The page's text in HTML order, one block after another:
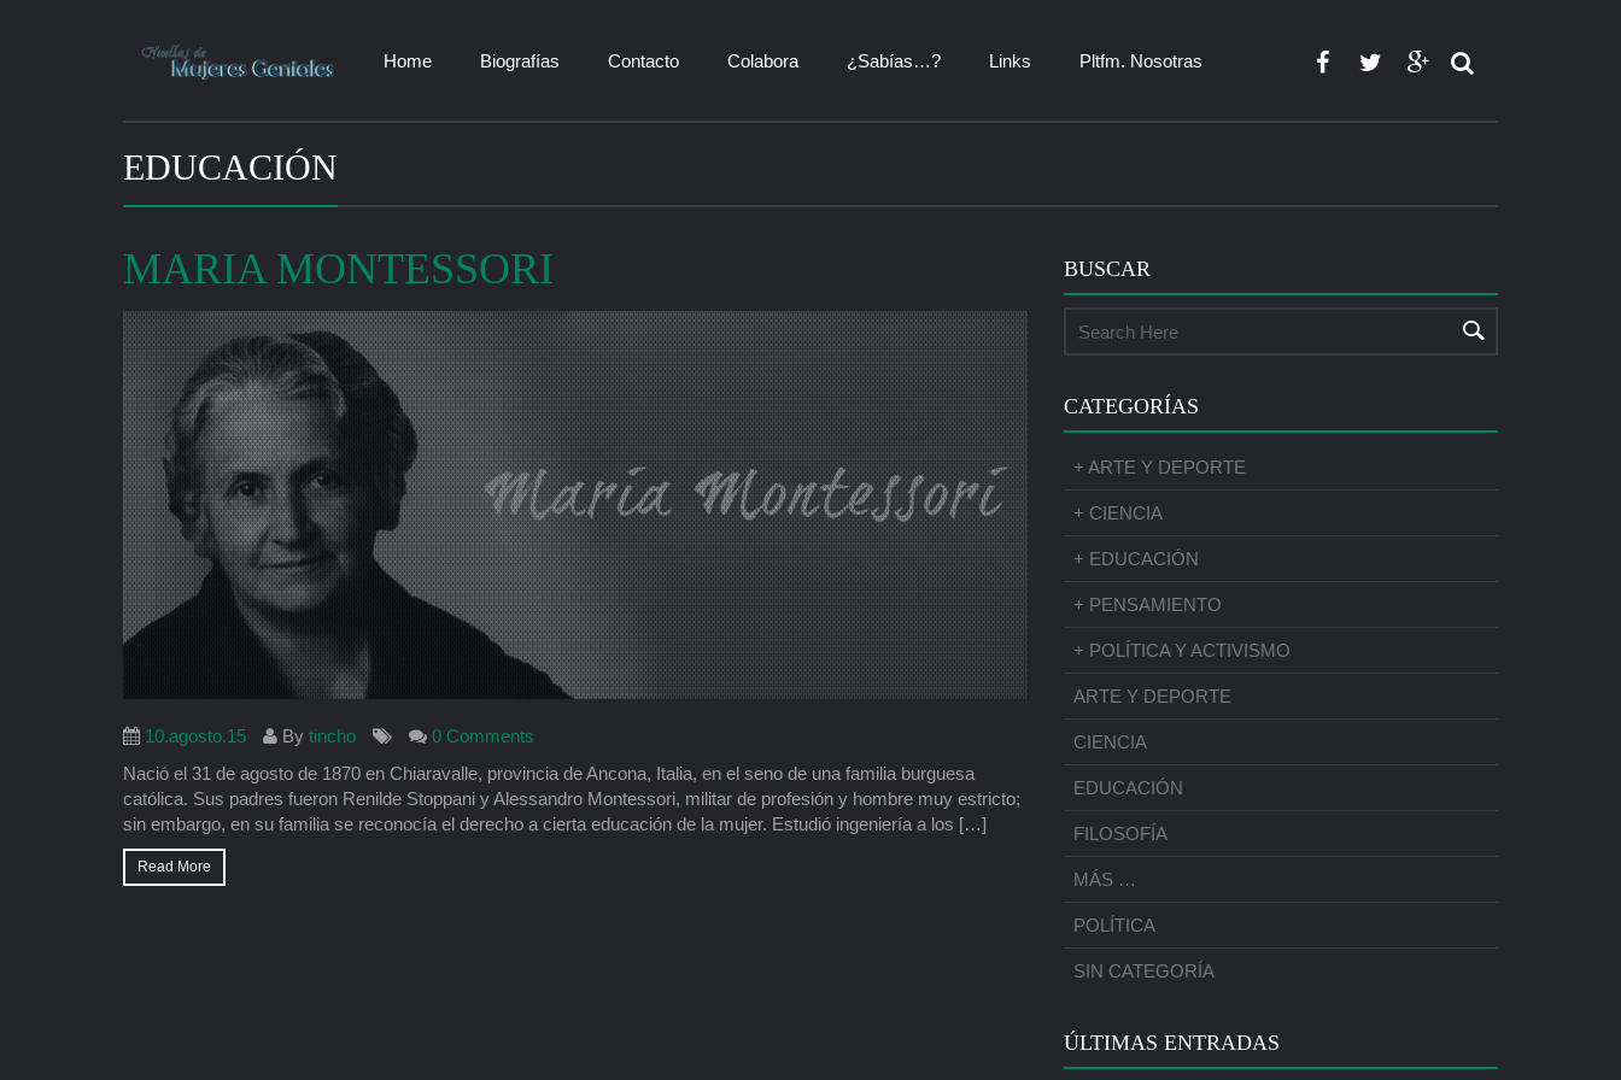
Home Biografías Contacto Colabora ¿Sabías…? Links Pltfm. Nosotras
EDUCACIÓN
MARIA MONTESSORI
10.agosto.15 By tincho
0 Comments
Nació el 31 de agosto de 1870 en Chiaravalle, provincia de Ancona, Italia, en el seno de una familia burguesa
católica. Sus padres fueron Renilde Stoppani y Alessandro Montessori, militar de profesión y hombre muy estricto;
sin embargo, en su familia se reconocía el derecho a cierta educación de la mujer. Estudió ingeniería a los […]
Read More
BUSCAR
CATEGORÍAS
+ ARTE Y DEPORTE
+ CIENCIA
+ EDUCACIÓN
+ PENSAMIENTO
+ POLÍTICA Y ACTIVISMO
ARTE Y DEPORTE
CIENCIA
EDUCACIÓN
FILOSOFÍA
MÁS …
POLÍTICA
SIN CATEGORÍA
ÚLTIMAS ENTRADAS